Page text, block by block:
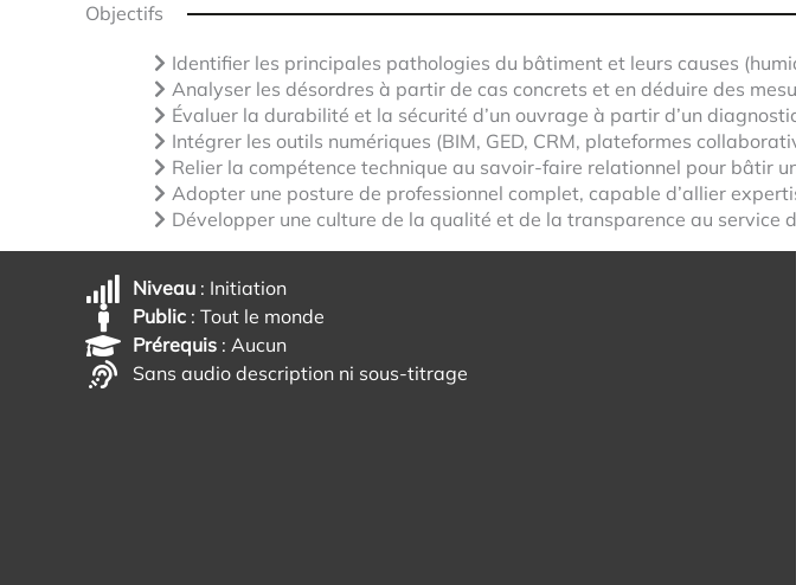
Objectifs
Identifier les principales pathologies du bâtiment et leurs causes
Analyser les désordres à partir de cas concrets et en déduire des
Évaluer la durabilité et la sécurité d’un ouvrage à partir d’un
Intégrer les outils numériques (BIM, GED, CRM, plateformes
Relier la compétence technique au savoir-faire relationnel pour bâtir
Adopter une posture de professionnel complet, capable d’allier
Développer une culture de la qualité et de la transparence au service
Niveau : Initiation
Public : Tout le monde
Prérequis : Aucun
Sans audio description ni sous-titrage